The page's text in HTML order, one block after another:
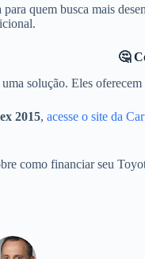
quem busca mais
🤔
solução. Eles
2015, acesse o site da
como financiar seu